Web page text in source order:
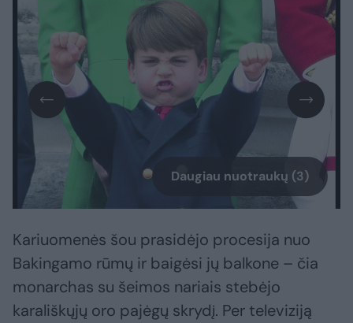
Daugiau nuotraukų (3)
Kariuomenės šou prasidėjo procesija nuo
Bakingamo rūmų ir baigėsi jų balkone – čia
monarchas su šeimos nariais stebėjo
karališkųjų oro pajėgų skrydį. Per televiziją